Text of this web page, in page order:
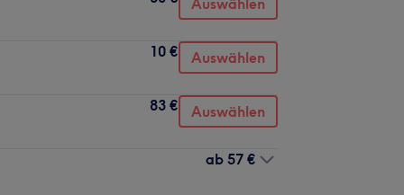
10 € Auswählen
83 € Auswählen
ab 57 €